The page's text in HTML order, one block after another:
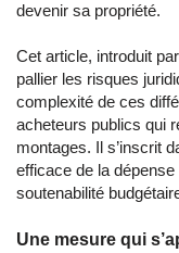
devenir sa propriété.
Cet article, introduit
pallier les risques
complexité de ces
acheteurs publics qui
montages. Il s’inscrit
efficace de la
soutenabilité
Une mesure qui